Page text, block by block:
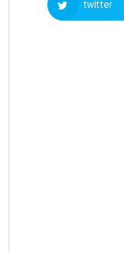
twitter